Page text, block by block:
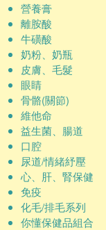
營養膏
離胺酸
牛磺酸
奶粉、奶瓶
皮膚、毛髮
眼睛
骨骼(關節)
維他命
益生菌、腸道
口腔
尿道/情緒紓壓
心、肝、腎保健
免疫
化毛/排毛系列
你懂保健品組合